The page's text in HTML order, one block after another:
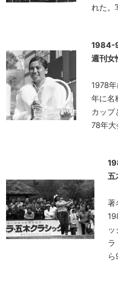
れた。
1984-
週刊女
1978
年に名
カップ
78年大
五
著
ラ